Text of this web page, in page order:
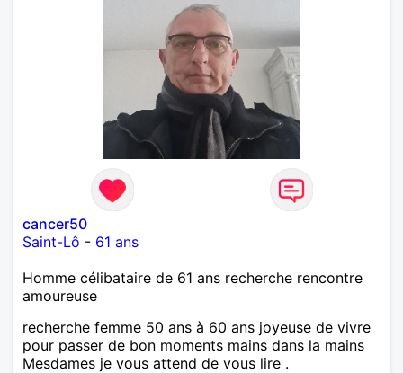
bienveillant, empathique, attentionné, honnête,
respectueux, doux de caractère et compréhensif : je
laisse « glisser » beaucoup de choses. Mais ne vous
m’éprenez pas Mesdames, si une personne que
j’aime me trahit une fois, il n’y aura pas de seconde
chance et je l’effacerai à « vitam eternam ».
Néanmoins, je suis un tout petit peu maniaque ainsi
qu’impatient. J’essaye de faire des efforts. Rien de
bien dramatique ! Du moins je le pense……Je suis un
homme facile à vivre. À vous si vous le souhaitez,
d’apprendre à me connaître davantage. J’en serai
ravi….A très bientôt je l’espère.
cancer50
Saint-Lô - 61 ans
Homme célibataire de 61 ans recherche rencontre
amoureuse
recherche femme 50 ans à 60 ans joyeuse de vivre
pour passer de bon moments mains dans la mains
Mesdames je vous attend de vous lire .